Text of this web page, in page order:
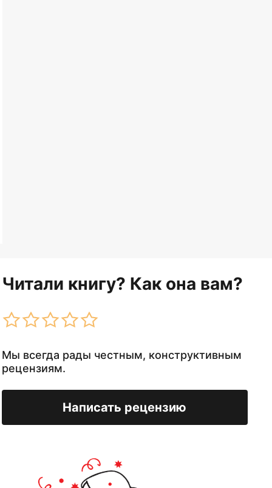
Читали книгу? Как она вам?
Мы всегда рады честным, конструктивным
рецензиям.
Написать рецензию